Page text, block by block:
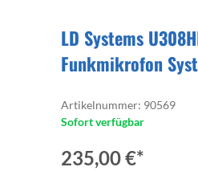
LD Systems
Funkmikrofon
Artikelnummer: 90569
Sofort verfügbar
235,00 €*